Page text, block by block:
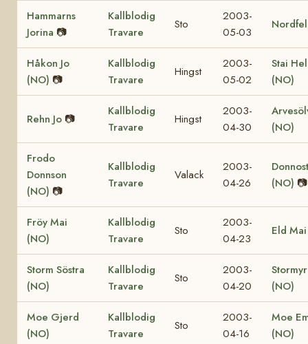
Hammarns
Jorina 📷
Kallblodig
Travare
Sto
2003-
05-03
Håkon Jo
(NO) 📷
Kallblodig
Travare
Hingst
2003-
05-02
Stai
(NO)
Rehn Jo 📷
Kallblodig
Travare
Hingst
2003-
04-30
(NO)
Frodo
Donnson
(NO) 📷
Kallblodig
Travare
Valack
2003-
04-26
(NO) 📷
Fröy Mai
(NO)
Kallblodig
Travare
Sto
2003-
04-23
Eld
Storm Söstra
(NO)
Kallblodig
Travare
Sto
2003-
04-20
(NO)
Moe Gjerd
(NO)
Kallblodig
Travare
Sto
2003-
04-16
Moe
(NO)